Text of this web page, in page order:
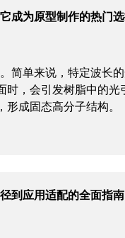
成为原型制作的热门选
简单来说，特定波长
时，会引发树脂中的光
成固态高分子结构。
到应用适配的全面指南